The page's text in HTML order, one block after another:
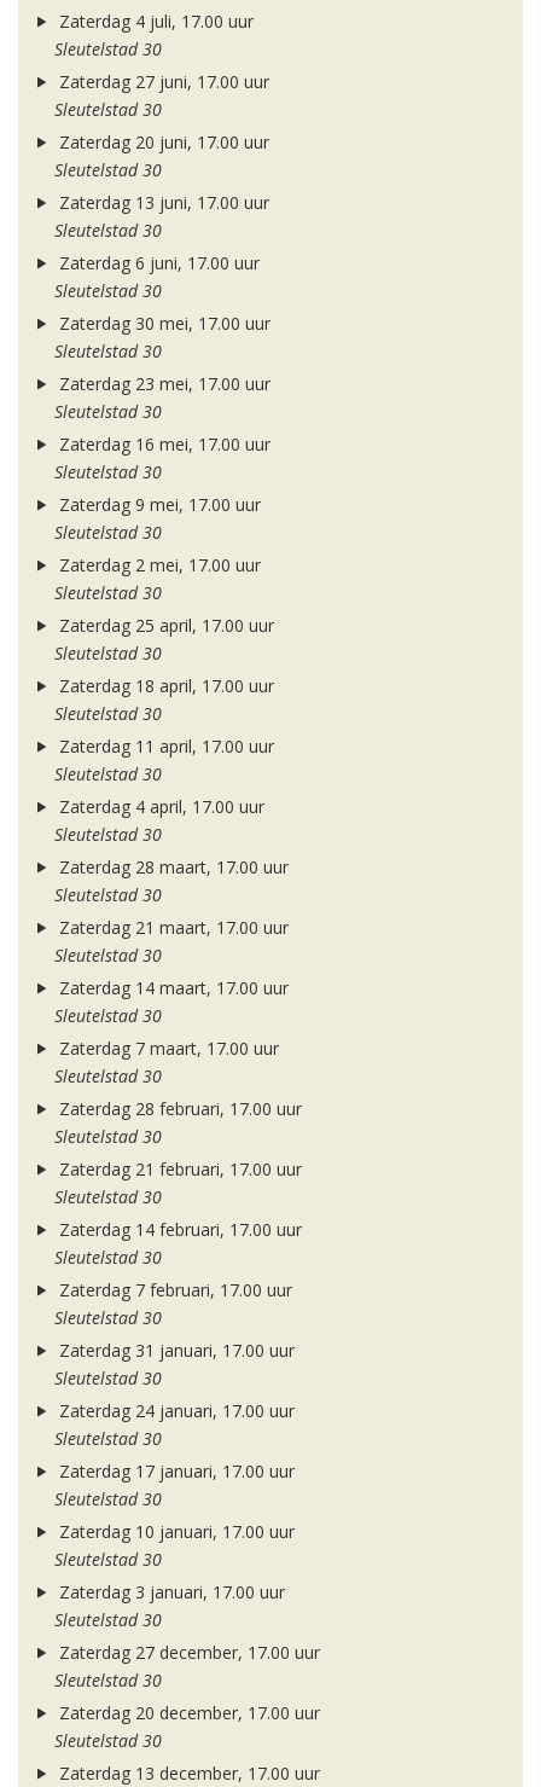
Zaterdag 4 juli, 17.00 uur
Sleutelstad 30
Zaterdag 27 juni, 17.00 uur
Sleutelstad 30
Zaterdag 20 juni, 17.00 uur
Sleutelstad 30
Zaterdag 13 juni, 17.00 uur
Sleutelstad 30
Zaterdag 6 juni, 17.00 uur
Sleutelstad 30
Zaterdag 30 mei, 17.00 uur
Sleutelstad 30
Zaterdag 23 mei, 17.00 uur
Sleutelstad 30
Zaterdag 16 mei, 17.00 uur
Sleutelstad 30
Zaterdag 9 mei, 17.00 uur
Sleutelstad 30
Zaterdag 2 mei, 17.00 uur
Sleutelstad 30
Zaterdag 25 april, 17.00 uur
Sleutelstad 30
Zaterdag 18 april, 17.00 uur
Sleutelstad 30
Zaterdag 11 april, 17.00 uur
Sleutelstad 30
Zaterdag 4 april, 17.00 uur
Sleutelstad 30
Zaterdag 28 maart, 17.00 uur
Sleutelstad 30
Zaterdag 21 maart, 17.00 uur
Sleutelstad 30
Zaterdag 14 maart, 17.00 uur
Sleutelstad 30
Zaterdag 7 maart, 17.00 uur
Sleutelstad 30
Zaterdag 28 februari, 17.00 uur
Sleutelstad 30
Zaterdag 21 februari, 17.00 uur
Sleutelstad 30
Zaterdag 14 februari, 17.00 uur
Sleutelstad 30
Zaterdag 7 februari, 17.00 uur
Sleutelstad 30
Zaterdag 31 januari, 17.00 uur
Sleutelstad 30
Zaterdag 24 januari, 17.00 uur
Sleutelstad 30
Zaterdag 17 januari, 17.00 uur
Sleutelstad 30
Zaterdag 10 januari, 17.00 uur
Sleutelstad 30
Zaterdag 3 januari, 17.00 uur
Sleutelstad 30
Zaterdag 27 december, 17.00 uur
Sleutelstad 30
Zaterdag 20 december, 17.00 uur
Sleutelstad 30
Zaterdag 13 december, 17.00 uur